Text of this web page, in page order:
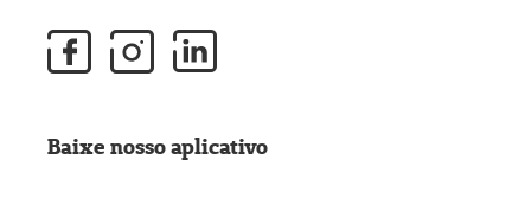
Baixe nosso aplicativo